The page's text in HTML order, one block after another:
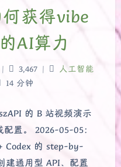
获得vibe
AI算力
| 3,467 |
人工智能
14 分钟
的 B 站视频演示
置。 2026-05-05：
Codex 的 step-by-
建通用型 API、配置